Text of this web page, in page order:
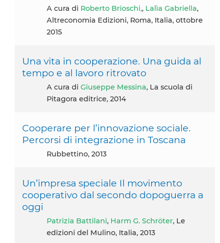
A cura di Roberto Brioschi,, Lalìa Gabriella,
Altreconomia Edizioni, Roma, Italia, ottobre
2015
Una vita in cooperazione. Una guida al
tempo e al lavoro ritrovato
A cura di Giuseppe Messina, La scuola di
Pitagora editrice, 2014
Cooperare per l’innovazione sociale.
Percorsi di integrazione in Toscana
Rubbettino, 2013
Un’impresa speciale Il movimento
cooperativo dal secondo dopoguerra a
oggi
Patrizia Battilani, Harm G. Schröter, Le
edizioni del Mulino, Italia, 2013